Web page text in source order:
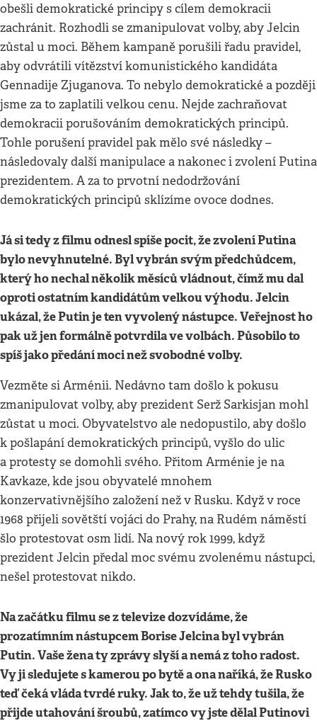
obešli demokratické principy s cílem demokracii
zachránit. Rozhodli se zmanipulovat volby, aby Jelcin
zůstal u moci. Během kampaně porušili řadu pravidel,
aby odvrátili vítězství komunistického kandidáta
Gennadije Zjuganova. To nebylo demokratické a později
jsme za to zaplatili velkou cenu. Nejde zachraňovat
demokracii porušováním demokratických principů.
Tohle porušení pravidel pak mělo své následky –
následovaly další manipulace a nakonec i zvolení Putina
prezidentem. A za to prvotní nedodržování
demokratických principů sklízíme ovoce dodnes.
Já si tedy z filmu odnesl spíše pocit, že zvolení Putina
bylo nevyhnutelné. Byl vybrán svým předchůdcem,
který ho nechal několik měsíců vládnout, čímž mu dal
oproti ostatním kandidátům velkou výhodu. Jelcin
ukázal, že Putin je ten vyvolený nástupce. Veřejnost ho
pak už jen formálně potvrdila ve volbách. Působilo to
spíš jako předání moci než svobodné volby.
Vezměte si Arménii. Nedávno tam došlo k pokusu
zmanipulovat volby, aby prezident Serž Sarkisjan mohl
zůstat u moci. Obyvatelstvo ale nedopustilo, aby došlo
k pošlapání demokratických principů, vyšlo do ulic
a protesty se domohli svého. Přitom Arménie je na
Kavkaze, kde jsou obyvatelé mnohem
konzervativnějšího založení než v Rusku. Když v roce
1968 přijeli sovětští vojáci do Prahy, na Rudém náměstí
šlo protestovat osm lidí. Na nový rok 1999, když
prezident Jelcin předal moc svému zvolenému nástupci,
nešel protestovat nikdo.
Na začátku filmu se z televize dozvídáme, že
prozatímním nástupcem Borise Jelcina byl vybrán
Putin. Vaše žena ty zprávy slyší a nemá z toho radost.
Vy ji sledujete s kamerou po bytě a ona naříká, že Rusko
teď čeká vláda tvrdé ruky. Jak to, že už tehdy tušila, že
přijde utahování šroubů, zatímco vy jste dělal Putinovi